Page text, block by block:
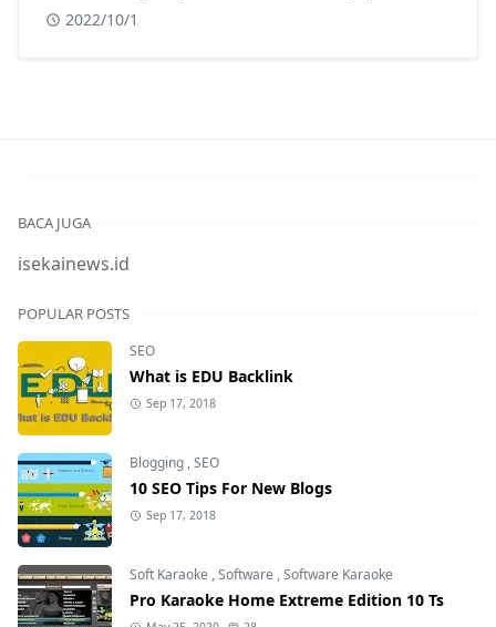
2022/10/1
BACA JUGA
isekainews.id
POPULAR POSTS
SEO
What is EDU Backlink
Sep 17, 2018
Blogging ,SEO
10 SEO Tips For New Blogs
Sep 17, 2018
Soft Karaoke ,Software ,Software Karaoke
Pro Karaoke Home Extreme Edition 10 Ts